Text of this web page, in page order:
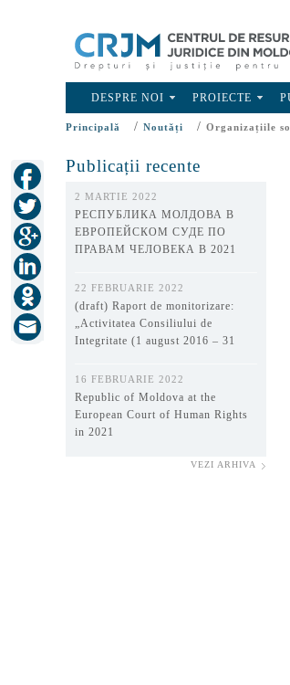
DESPRE NOI PROIECTE
Principală / Noutăți / Organizațiile
Publicații recente
2 MARTIE 2022
РЕСПУБЛИКА МОЛДОВА В
ЕВРОПЕЙСКОМ СУДЕ ПО
ПРАВАМ ЧЕЛОВЕКА В 2021
22 FEBRUARIE 2022
(draft) Raport de monitorizare:
„Activitatea Consiliului de
Integritate (1 august 2016 – 31
16 FEBRUARIE 2022
Republic of Moldova at the
European Court of Human Rights
in 2021
VEZI ARHIVA